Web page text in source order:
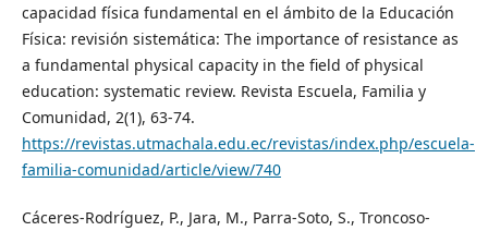
capacidad física fundamental en el ámbito de la Educación
Física: revisión sistemática: The importance of resistance as
a fundamental physical capacity in the field of physical
education: systematic review. Revista Escuela, Familia y
Comunidad, 2(1), 63-74.
https://revistas.utmachala.edu.ec/revistas/index.php/escuela-
familia-comunidad/article/view/740
Cáceres-Rodríguez, P., Jara, M., Parra-Soto, S., Troncoso-